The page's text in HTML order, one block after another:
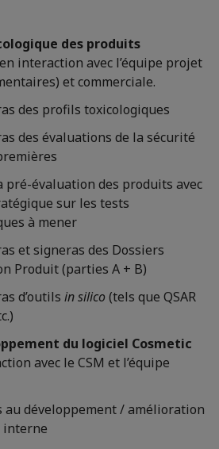
des produits
en interaction avec l’équipe projet
et commerciale.
des profils toxicologiques
des évaluations de la sécurité
pré-évaluation des produits avec
sur les tests
à mener
et signeras des Dossiers
Produit (parties A + B)
d’outils in silico(tels que QSAR
du logiciel Cosmetic
avec le CSM et l’équipe
au développement / amélioration
interne